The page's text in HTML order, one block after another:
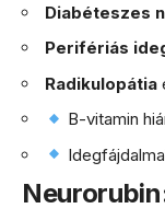
Diabéteszes
Perifériás
Radikulopátia
B-vitamin